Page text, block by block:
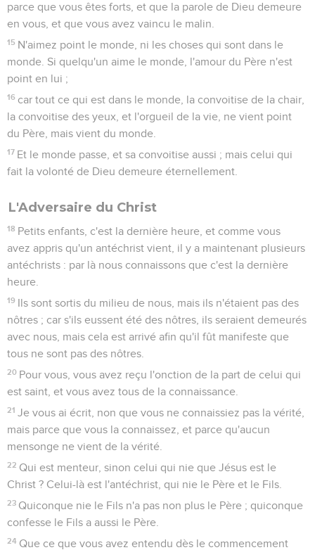
parce que vous êtes forts, et que la parole de Dieu demeure
en vous, et que vous avez vaincu le malin.
15 N'aimez point le monde, ni les choses qui sont dans le
monde. Si quelqu'un aime le monde, l'amour du Père n'est
point en lui ;
16 car tout ce qui est dans le monde, la convoitise de la chair,
la convoitise des yeux, et l'orgueil de la vie, ne vient point
du Père, mais vient du monde.
17 Et le monde passe, et sa convoitise aussi ; mais celui qui
fait la volonté de Dieu demeure éternellement.
L'Adversaire du Christ
18 Petits enfants, c'est la dernière heure, et comme vous
avez appris qu'un antéchrist vient, il y a maintenant plusieurs
antéchrists : par là nous connaissons que c'est la dernière
heure.
19 Ils sont sortis du milieu de nous, mais ils n'étaient pas des
nôtres ; car s'ils eussent été des nôtres, ils seraient demeurés
avec nous, mais cela est arrivé afin qu'il fût manifeste que
tous ne sont pas des nôtres.
20 Pour vous, vous avez reçu l'onction de la part de celui qui
est saint, et vous avez tous de la connaissance.
21 Je vous ai écrit, non que vous ne connaissiez pas la vérité,
mais parce que vous la connaissez, et parce qu'aucun
mensonge ne vient de la vérité.
22 Qui est menteur, sinon celui qui nie que Jésus est le
Christ ? Celui-là est l'antéchrist, qui nie le Père et le Fils.
23 Quiconque nie le Fils n'a pas non plus le Père ; quiconque
confesse le Fils a aussi le Père.
24 Que ce que vous avez entendu dès le commencement